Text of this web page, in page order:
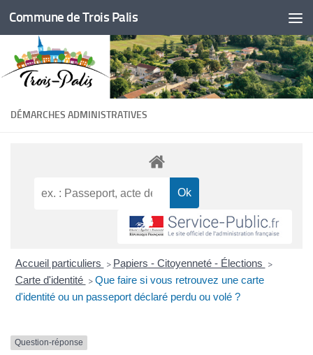
Skip to content
Commune de Trois Palis
DÉMARCHES ADMINISTRATIVES
Accueil particuliers > Papiers - Citoyenneté - Élections >
Carte d'identité > Que faire si vous retrouvez une carte
d'identité ou un passeport déclaré perdu ou volé ?
Question-réponse